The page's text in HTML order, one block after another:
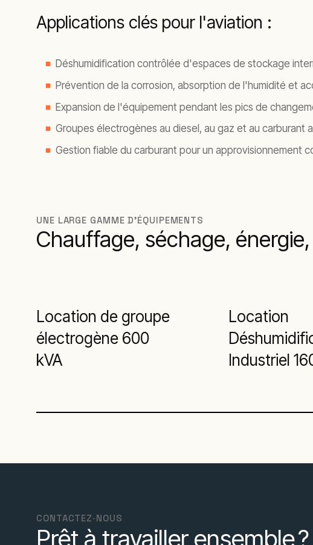
Applications clés pour l'aviation :
Déshumidification contrôlée d'espaces de stockage
Prévention de la corrosion, absorption de l'humidité et
Expansion de l'équipement pendant les pics de
Groupes électrogènes au diesel, au gaz et au carburant
Gestion fiable du carburant pour un approvisionnement
UNE LARGE GAMME D'ÉQUIPEMENTS
Chauffage, séchage,
Location de groupe
électrogène 600
kVA
Location
Industriel
CONTACTEZ‑NOUS
Prêt à travailler ensemble ?